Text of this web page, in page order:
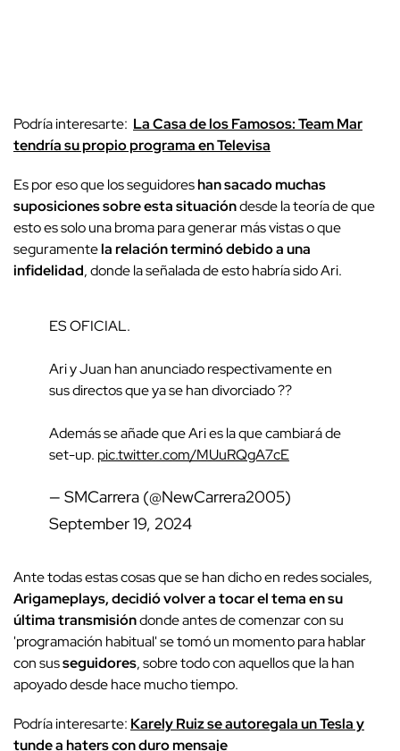
Podría interesarte: La Casa de los Famosos: Team Mar
tendría su propio programa en Televisa
Es por eso que los seguidoreshan sacado muchas
suposiciones sobre esta situacióndesde la teoría de que
esto es solo una broma para generar más vistas o que
seguramentela relación terminó debido a una
infidelidad, donde la señalada de esto habría sido Ari.
ES OFICIAL.
Ari y Juan han anunciado respectivamente en
sus directos que ya se han divorciado ??
Además se añade que Ari es la que cambiará de
set-up. pic.twitter.com/MUuRQgA7cE
— SMCarrera (@NewCarrera2005)
September 19, 2024
Ante todas estas cosas que se han dicho en redes sociales,
Arigameplays, decidió volver a tocar el tema en su
última transmisióndonde antes de comenzar con su
'programación habitual' se tomó un momento para hablar
con susseguidores, sobre todo con aquellos que la han
apoyado desde hace mucho tiempo.
Podría interesarte: Karely Ruiz se autoregala un Tesla y
tunde a haters con duro mensaje